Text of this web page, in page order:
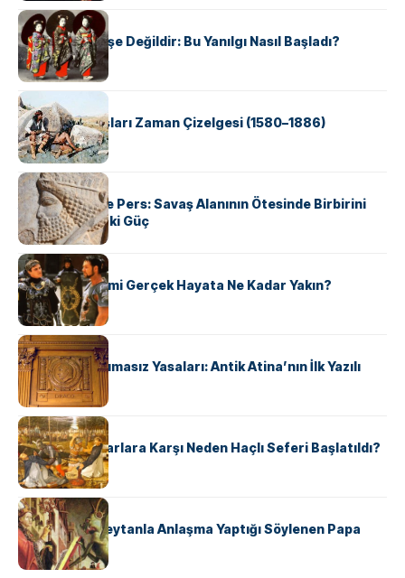
KÜLTÜR
Geyşalar Fahişe Değildir: Bu Yanılgı Nasıl Başladı?
KÜLTÜR
Apache Savaşları Zaman Çizelgesi (1580–1886)
KÜLTÜR
Antik Yunan ve Pers: Savaş Alanının Ötesinde Birbirini
Şekillendiren İki Güç
KÜLTÜR
‘Gladiator’ Filmi Gerçek Hayata Ne Kadar Yakın?
KÜLTÜR
Draco’nun Acımasız Yasaları: Antik Atina’nın İlk Yazılı
Hukuk Kodu
KÜLTÜR
Avrupalı ​​Katharlara Karşı Neden Haçlı Seferi Başlatıldı?
KÜLTÜR
II. Silvester: Şeytanla Anlaşma Yaptığı Söylenen Papa